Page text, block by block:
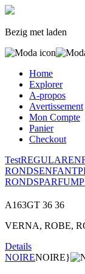
Bezig met laden
Home
Explorer
A-propos
Avertissement
Mon Compte
Panier
Checkout
TestREGULAR
RONDSENFANT
RONDSPARFUM
A163GT 36 36
VERNA, ROBE,
Details
NOIRENOIRE}